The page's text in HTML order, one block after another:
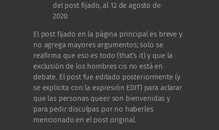
del post fijado, al 12 de agosto de
2020.
El post fijado en la página principal es breve y
no agrega mayores argumentos; solo se
reafirma que eso es todo (that’s it) y que la
exclusión de los hombres cis no está en
debate. El post fue editado posteriormente (y
se explicita con la expresión EDIT) para aclarar
que las personas queer son bienvenidas y
para pedir disculpas por no haberles
mencionado en el post original.